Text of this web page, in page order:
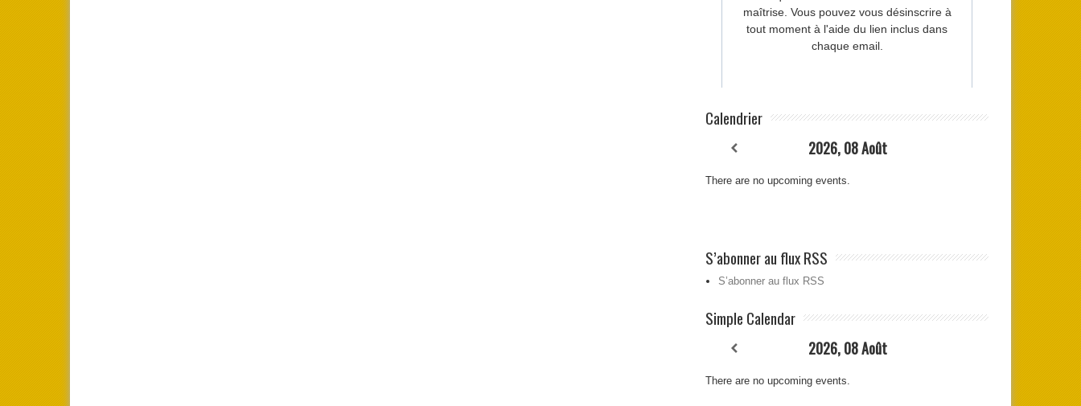
Calendrier
2026, 08 Août
There are no upcoming events.
S’abonner au flux RSS
S’abonner au flux RSS
Simple Calendar
2026, 08 Août
There are no upcoming events.